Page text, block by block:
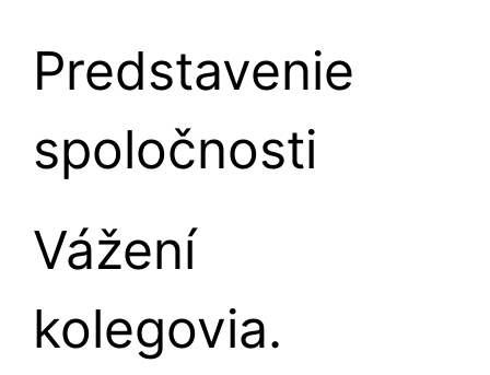
Predstavenie
spoločnosti
Vážení
kolegovia.